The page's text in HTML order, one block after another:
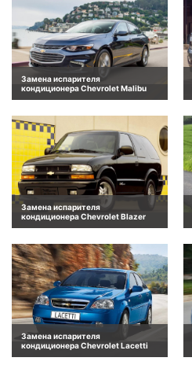
Замена испарителя
кондиционера Chevrolet Malibu
Замена испарителя
кондиционера Chevrolet Blazer
Замена испарителя
кондиционера Chevrolet Lacetti